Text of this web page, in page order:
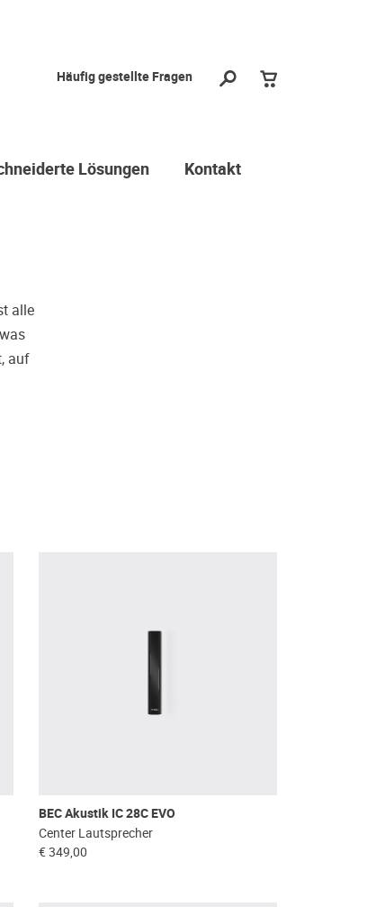
ganz ohne
zu hören. Nutzen
Häufig gestellte Fragen
Lösungen Kontakt
alle
auf
BEC Akustik IC 28C EVO
Center Lautsprecher
€ 349,00